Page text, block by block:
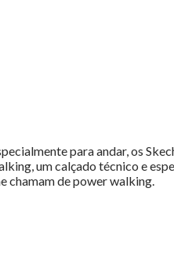
para andar, os
um calçado técnico e
chamam de power walking.